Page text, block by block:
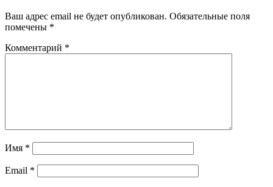
Ваш адрес email не будет опубликован. Обязательные поля
помечены *
Комментарий *
Имя *
Email *